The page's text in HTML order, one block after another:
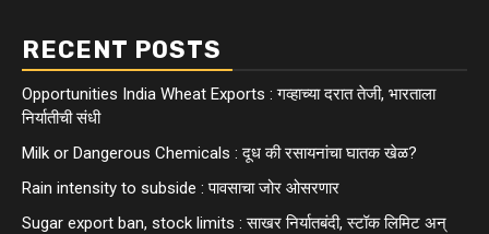
RECENT POSTS
Opportunities India Wheat Exports : गव्हाच्या दरात तेजी, भारताला
निर्यातीची संधी
Milk or Dangerous Chemicals : दूध की रसायनांचा घातक खेळ?
Rain intensity to subside : पावसाचा जोर ओसरणार
Sugar export ban, stock limits : साखर निर्यातबंदी, स्टॉक लिमिट अन्